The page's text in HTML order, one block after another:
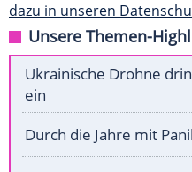
dazu in unseren
Unsere Themen-
Ukrainische Drohne
ein
Durch die Jahre mit